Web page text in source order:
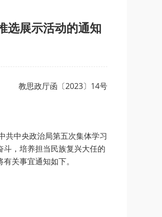
选展示活动的通知
教思政厅函〔2023〕14号
共中央政治局第五次集体学习
，培养担当民族复兴大任的
关事宜通知如下。